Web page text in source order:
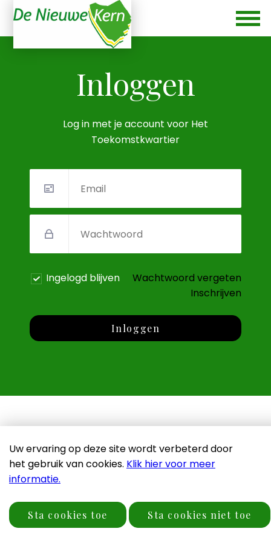
Uw ervaring op deze site wordt verbeterd door
het gebruik van cookies. Klik hier voor meer
informatie.
Sta cookies toe Sta cookies niet toe
Inloggen
Log in met je account voor Het
Toekomstkwartier
Ingelogd blijven
Wachtwoord vergeten
Inschrijven
Inloggen
Copyright 2026 Het Toekomstkwartier
Door: VW Nieuwbouw Platform